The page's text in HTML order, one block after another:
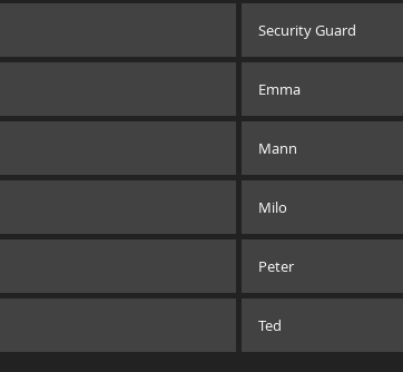
Security Guard
Emma
Mann
Milo
Peter
Ted